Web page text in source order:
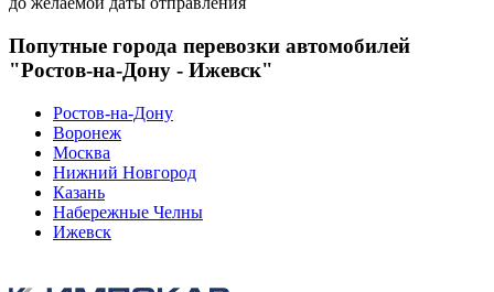
Попутные города перевозки автомобилей
"Ростов-на-Дону - Ижевск"
Ростов-на-Дону
Воронеж
Москва
Нижний Новгород
Казань
Набережные Челны
Ижевск